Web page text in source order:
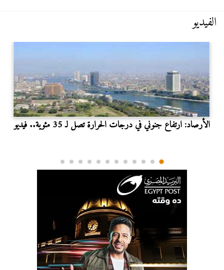
الفيديو
الأرصاد: ارتفاع جنوني في درجات الحرارة تصل لـ 35 مئوية.. فيديو